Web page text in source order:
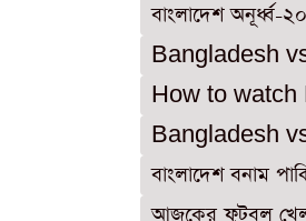
বাংলাদেশ
Bangladesh
How to
Bangladesh
বাংলাদেশ বনাম
আজকের ফুটবল